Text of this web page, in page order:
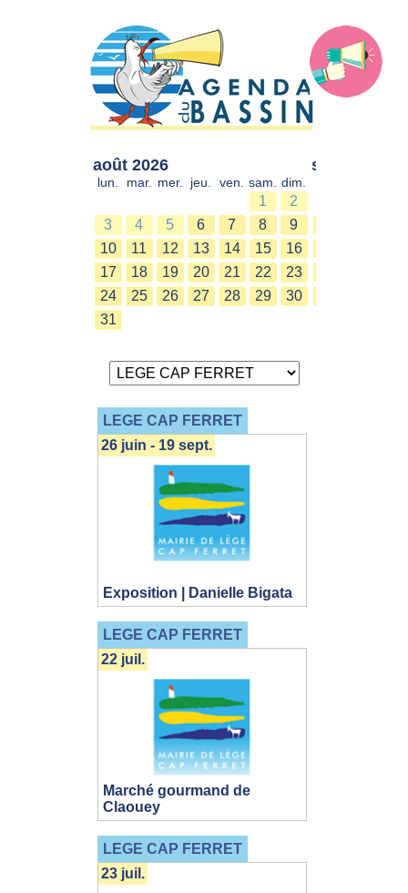
août 2026
lun. mar. mer. jeu. ven. sam. dim.
1
2
3
4 5 6 7 8
9
10
11 12 13 14 15
16
17
18 19 20 21 22
23
24
25 26 27 28 29
30
31
sept. 2026
LEGE CAP FERRET
Exposition | Danielle Bigata
26 juin - 19 sept.
LEGE CAP FERRET
Marché gourmand de
Claouey
22 juil.
LEGE CAP FERRET
23 juil.